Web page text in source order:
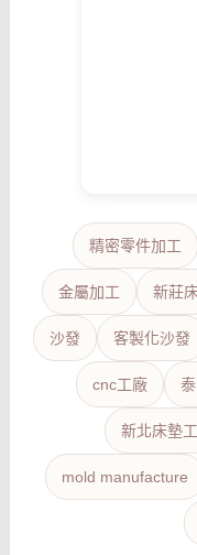
精密零件加工
金屬加工 新莊
沙發 客製化沙發
cnc工廠
新北床墊
mold manufacture